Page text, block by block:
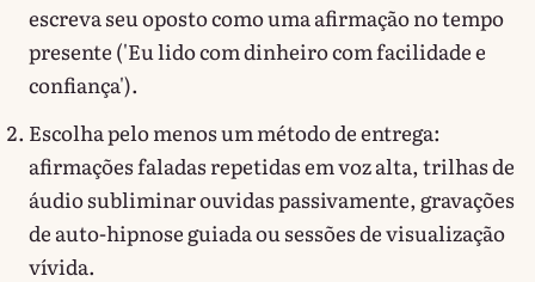
escreva seu oposto como uma afirmação no tempo
presente ('Eu lido com dinheiro com facilidade e
confiança').
Escolha pelo menos um método de entrega:
afirmações faladas repetidas em voz alta, trilhas de
áudio subliminar ouvidas passivamente, gravações
de auto-hipnose guiada ou sessões de visualização
vívida.